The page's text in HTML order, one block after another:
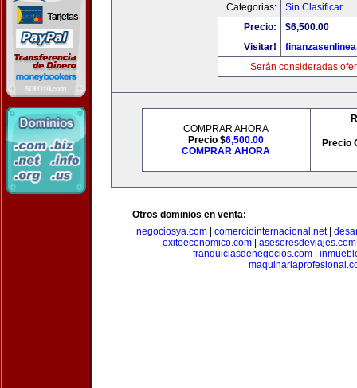
Categorias:
Sin Clasificar
Precio:
$6,500.00
Visitar!
Serán consideradas
COMPRAR AHORA
Precio $6,500.00
COMPRAR AHORA
Precio
Otros dominios en venta:
negociosya.com
comerciointernacional.net|
exitoeconomico.com| asesoresdeviajes.com
franquiciasdenegocios.com|